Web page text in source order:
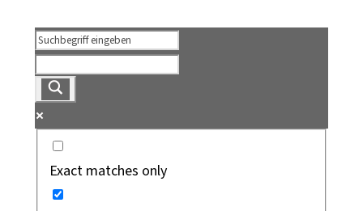
Exact matches only